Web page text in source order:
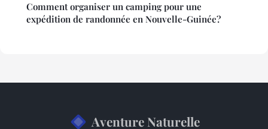
Comment organiser un camping pour une
expédition de randonnée en Nouvelle-Guinée?
Aventure Naturelle